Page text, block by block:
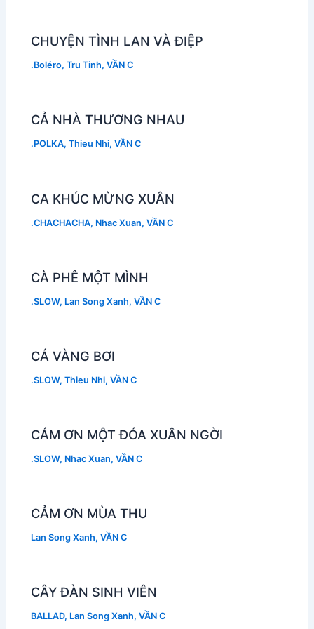
CHUYỆN TÌNH LAN VÀ ĐIỆP
.Boléro,Tru Tinh,VẦN C
CẢ NHÀ THƯƠNG NHAU
.POLKA,Thieu Nhi,VẦN C
CA KHÚC MỪNG XUÂN
.CHACHACHA, Nhac Xuan,VẦN C
CÀ PHÊ MỘT MÌNH
.SLOW, Lan Song Xanh,VẦN C
CÁ VÀNG BƠI
.SLOW,Thieu Nhi,VẦN C
CÁM ƠN MỘT ĐÓA XUÂN NGỜI
.SLOW, Nhac Xuan,VẦN C
CẢM ƠN MÙA THU
Lan Song Xanh,VẦN C
CÂY ĐÀN SINH VIÊN
BALLAD, Lan Song Xanh,VẦN C